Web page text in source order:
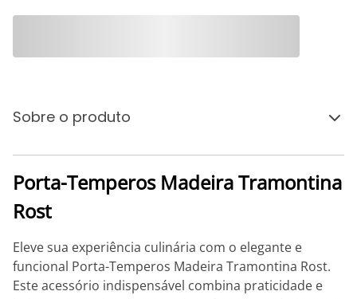
Sobre o produto
Porta-Temperos Madeira Tramontina
Rost
Eleve sua experiência culinária com o elegante e
funcional Porta-Temperos Madeira Tramontina Rost.
Este acessório indispensável combina praticidade e